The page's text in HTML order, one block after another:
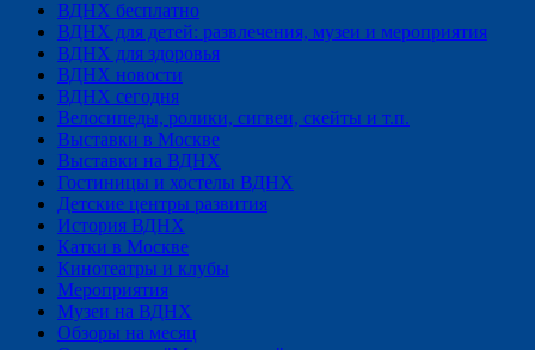
ВДНХ бесплатно
ВДНХ для детей: развлечения, музеи и мероприятия
ВДНХ для здоровья
ВДНХ новости
ВДНХ сегодня
Велосипеды, ролики, сигвеи, скейты и т.п.
Выставки в Москве
Выставки на ВДНХ
Гостиницы и хостелы ВДНХ
Детские центры развития
История ВДНХ
Катки в Москве
Кинотеатры и клубы
Мероприятия
Музеи на ВДНХ
Обзоры на месяц